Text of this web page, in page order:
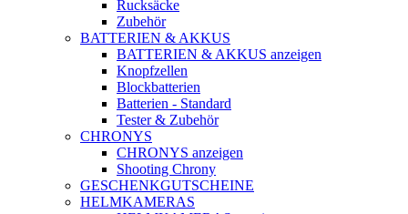
Rucksäcke
Zubehör
BATTERIEN & AKKUS
BATTERIEN & AKKUS anzeigen
Knopfzellen
Blockbatterien
Batterien - Standard
Tester & Zubehör
CHRONYS
CHRONYS anzeigen
Shooting Chrony
GESCHENKGUTSCHEINE
HELMKAMERAS